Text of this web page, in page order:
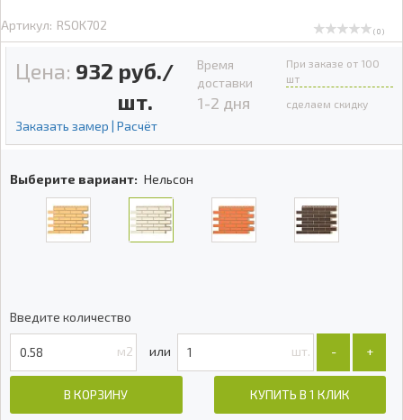
Артикул: RSOK702 ( 0 )
Цена: 932 руб./
шт.
Заказать замер | Расчёт
Время
доставки
1-2 дня
При заказе от 100
шт
сделаем скидку
Выберите вариант: Нельсон
Введите количество
м2 шт. +
-
В КОРЗИНУ КУПИТЬ В 1 КЛИК